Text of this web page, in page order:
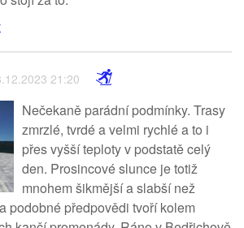
21:20
Nečekaně parádní podmínky. Trasy
zmrzlé, tvrdé a velmi rychlé a to i
přes vyšší teploty v podstatě celý
den. Prosincové slunce je totiž
mnohem šikmější a slabší než
podobné předpovědi tvoří kolem